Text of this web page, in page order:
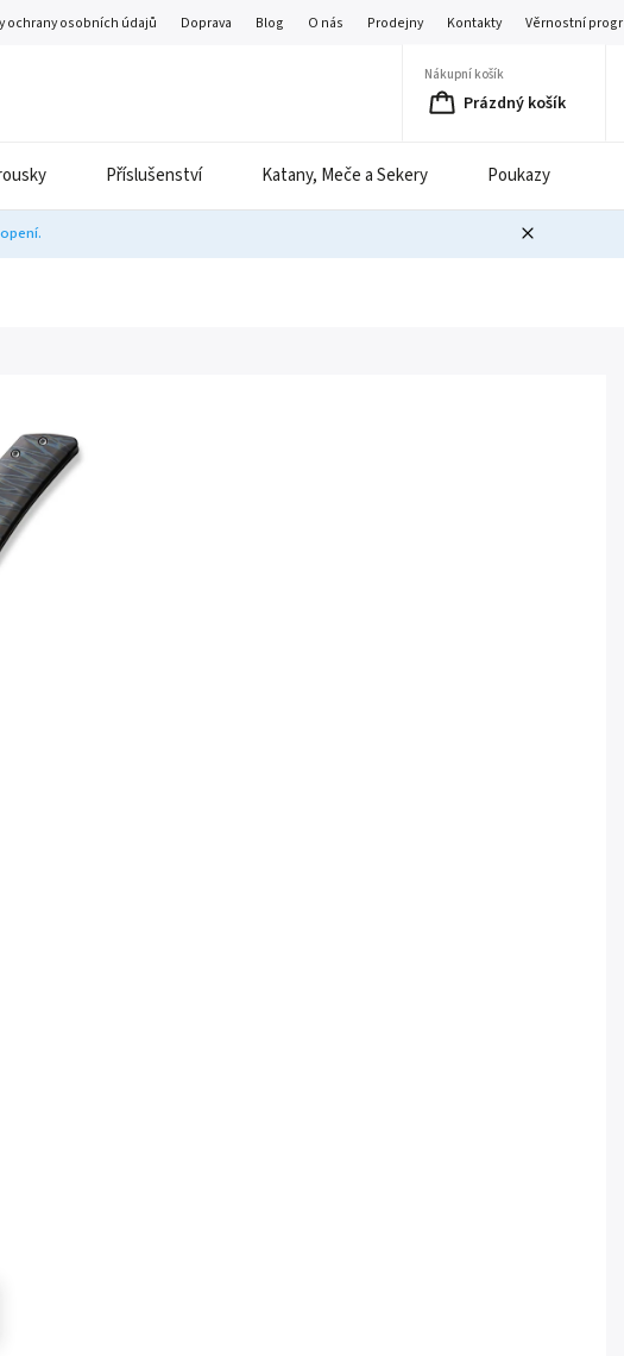
ochrany osobních údajů Doprava Blog O nás Prodejny Kontakty Věrnostní
Nákupní košík
Prázdný košík
Příslušenství Katany, Meče a Sekery Poukazy